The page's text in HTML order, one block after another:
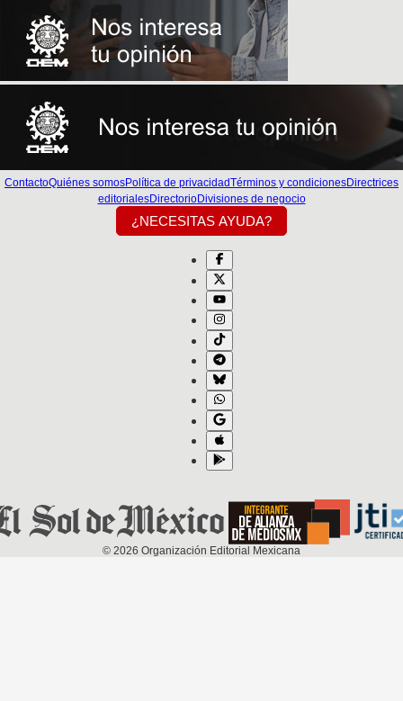
ContactoQuiénes somosPolítica de privacidadTérminos y condicionesDirectrices
editorialesDirectorioDivisiones de negocio
¿NECESITAS AYUDA?
© 2026 Organización Editorial Mexicana